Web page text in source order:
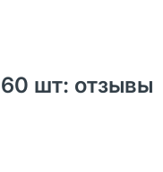
шт: отзывы